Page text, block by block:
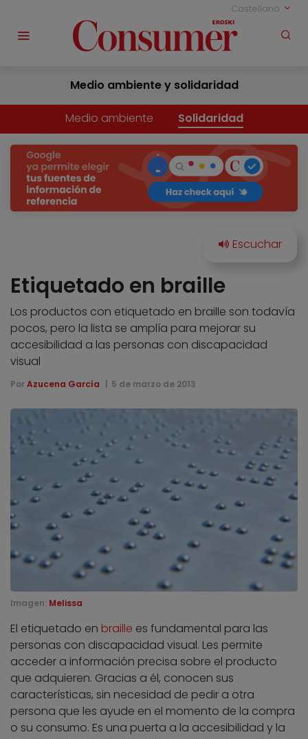
Castellano
Medio ambiente y solidaridad
Medio ambiente Solidaridad
Etiquetado en braille
Los productos con etiquetado en braille son todavía
pocos, pero la lista se amplía para mejorar su
accesibilidad a las personas con discapacidad
visual
Por Azucena García 5 de marzo de 2013
Imagen: Melissa
El etiquetado en braille es fundamental para las
personas con discapacidad visual. Les permite
acceder a información precisa sobre el producto
que adquieren. Gracias a él, conocen sus
características, sin necesidad de pedir a otra
persona que les ayude en el momento de la compra
o su consumo. Es una puerta a la accesibilidad y la